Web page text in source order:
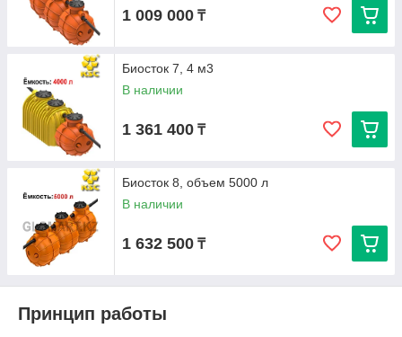
1 009 000 ₸
Биосток 7, 4 м3
В наличии
1 361 400 ₸
Биосток 8, объем 5000 л
В наличии
1 632 500 ₸
Принцип работы